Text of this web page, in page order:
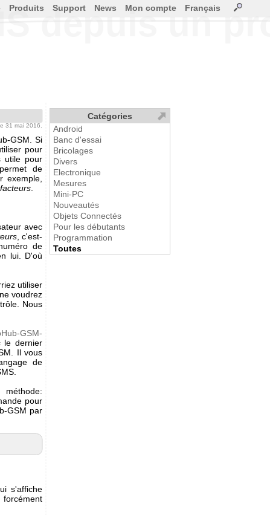
depuis un
le 31 mai 2016.
GSM. Si
pour
utile pour
de
exemple,
avec
, c'est-
de
lui. D'où
utiliser
voudrez
Nous
GSM-
le dernier
Il vous
de
pour
GSM par
s'affiche
Produits Support News Mon compte Français
Catégories
Android
Banc d'essai
Bricolages
Divers
Electronique
Mesures
Mini-PC
Nouveautés
Objets Connectés
Pour les débutants
Programmation
Toutes